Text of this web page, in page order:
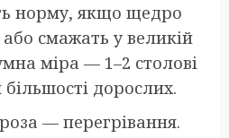
норму, якщо щедро
смажать у великій
міра — 1–2 столові
дорослих.
— перегрівання.